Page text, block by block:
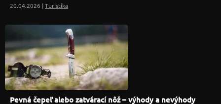
20.04.2026 |Turistika
Pevná čepeľ alebo zatvárací nôž – výhody a nevýhody